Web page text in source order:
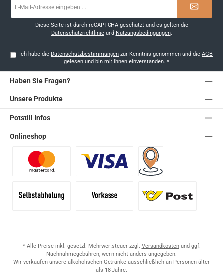
Mail-
Diese Seite ist durch reCAPTCHA geschützt und es gelten die
Datenschutzrichtlinieund Nutzungsbedingungen.
Ich habe die Datenschutzbestimmungen zur Kenntnis genommen und dieAGB
gelesen und bin mit ihnen einverstanden. *
Haben Sie Fragen?
Unsere Produkte
Potstill Infos
Onlineshop
* Alle Preise inkl. gesetzl. Mehrwertsteuer zzgl. Versandkostenund ggf.
Nachnahmegebühren, wenn nicht anders angegeben.
Wir verkaufen unsere alkoholischen Getränke ausschließlich an Personen älter
als 18 Jahre.